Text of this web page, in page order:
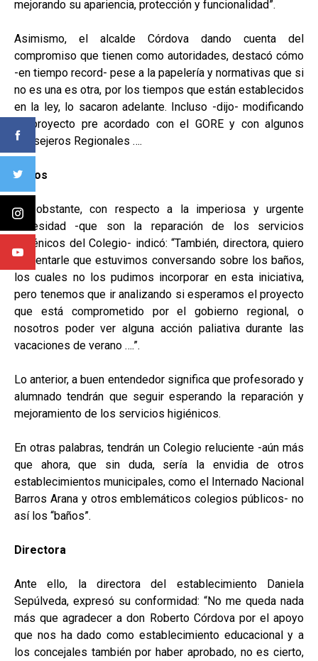
mejorando su apariencia, protección y funcionalidad”.
Asimismo, el alcalde Córdova dando cuenta del
compromiso que tienen como autoridades, destacó cómo
-en tiempo record- pese a la papelería y normativas que si
no es una es otra, por los tiempos que están establecidos
en la ley, lo sacaron adelante. Incluso -dijo- modificando
un proyecto pre acordado con el GORE y con algunos
Consejeros Regionales ….
Baños
No obstante, con respecto a la imperiosa y urgente
necesidad -que son la reparación de los servicios
higiénicos del Colegio- indicó: “También, directora, quiero
comentarle que estuvimos conversando sobre los baños,
los cuales no los pudimos incorporar en esta iniciativa,
pero tenemos que ir analizando si esperamos el proyecto
que está comprometido por el gobierno regional, o
nosotros poder ver alguna acción paliativa durante las
vacaciones de verano ….”.
Lo anterior, a buen entendedor significa que profesorado y
alumnado tendrán que seguir esperando la reparación y
mejoramiento de los servicios higiénicos.
En otras palabras, tendrán un Colegio reluciente -aún más
que ahora, que sin duda, sería la envidia de otros
establecimientos municipales, como el Internado Nacional
Barros Arana y otros emblemáticos colegios públicos- no
así los “baños”.
Directora
Ante ello, la directora del establecimiento Daniela
Sepúlveda, expresó su conformidad: “No me queda nada
más que agradecer a don Roberto Córdova por el apoyo
que nos ha dado como establecimiento educacional y a
los concejales también por haber aprobado, no es cierto,